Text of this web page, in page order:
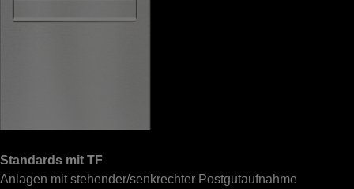
Standards mit TF
Anlagen mit stehender/senkrechter Postgutaufnahme